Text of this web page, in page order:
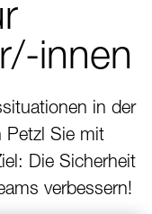
innen
in der
Petzl Sie mit
Die Sicherheit
verbessern!